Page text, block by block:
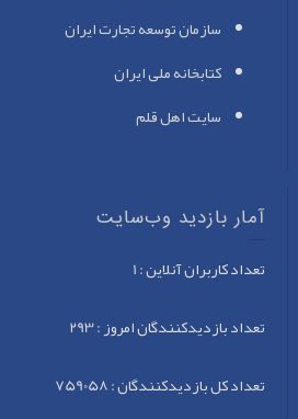
سازمان توسعه تجارت ایران
کتابخانه ملی ایران
سایت اهل قلم
آمار بازدید وب‌سایت
تعداد کاربران آنلاین : 1
تعداد بازدید‌کنندگان امروز : 293
تعداد کل بازدید‌کنندگان : 759058